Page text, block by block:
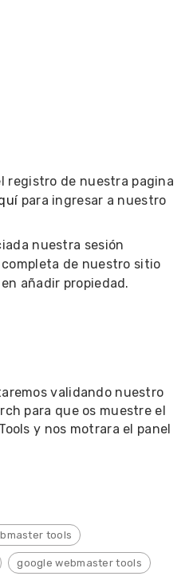
registro de nuestra pagina
para ingresar a nuestro
nuestra sesión
de nuestro sitio
añadir propiedad.
validando nuestro
para que os muestre el
y nos motrara el panel
tools
google webmaster tools